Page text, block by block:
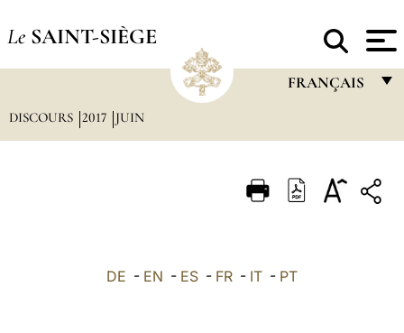
Le SAINT-SIÈGE
FRANÇAIS
ITALIANO
DISCOURS 2017 JUIN
DE - EN - ES - FR - IT - PT